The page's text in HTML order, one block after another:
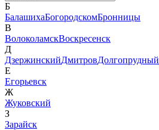
Б
БалашихаБогородскомБронницы
В
ВолоколамскВоскресенск
Д
ДзержинскийДмитровДолгопрудный
Е
Егорьевск
Ж
Жуковский
З
Зарайск